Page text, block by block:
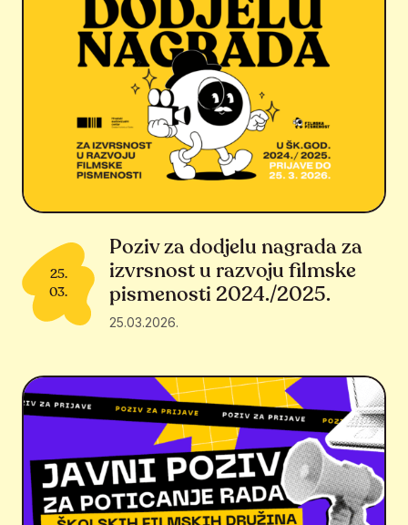
25.
03.
Poziv za dodjelu nagrada za
izvrsnost u razvoju filmske
pismenosti 2024./2025.
25.03.2026.